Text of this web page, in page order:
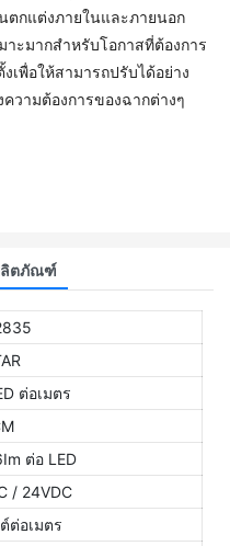
ตกแต่งภายในและภายนอก
ะมากสำหรับโอกาสที่ต้องการ
เพื่อให้สามารถปรับได้อย่าง
วามต้องการของฉากต่างๆ
ลิตภัณฑ์
ต่อเมตร
ต่อ LED
/ 24VDC
ต่อเมตร